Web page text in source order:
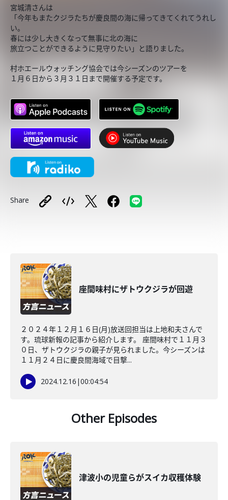
宮城清さんは
「今年もまたクジラたちが慶良間の海に帰ってきてくれてうれし
い。
春には少し大きくなって無事に北の海に
旅立つことができるように見守りたい」と語りました。
村ホエールウォッチング協会では今シーズンのツアーを
１月６日から３月３１日まで開催する予定です。
Share
座間味村にザトウクジラが回遊
２０２４年１２月１６日(月)放送回担当は上地和夫さんで
す。琉球新報の記事から紹介します。 座間味村で１１月３
０日、ザトウクジラの親子が見られました。今シーズンは
１１月２４日に慶良間海域で目撃...
2024.12.16 |00:04:54
Other Episodes
津波小の児童らがスイカ収穫体験